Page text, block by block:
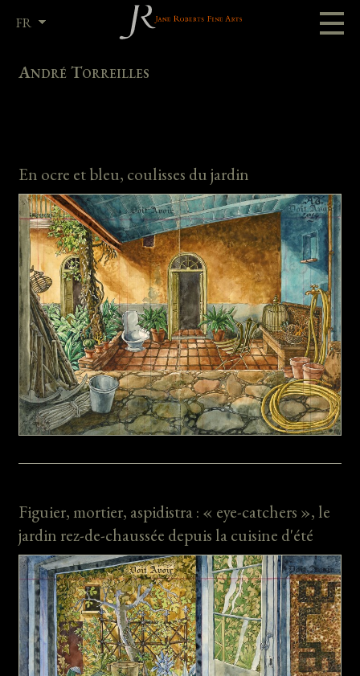
FR
André Torreilles
En ocre et bleu, coulisses du jardin
Figuier, mortier, aspidistra : « eye-catchers », le
jardin rez-de-chaussée depuis la cuisine d'été